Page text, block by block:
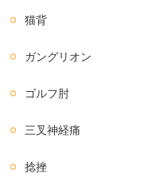
猫背
ガングリオン
ゴルフ肘
三叉神経痛
捻挫